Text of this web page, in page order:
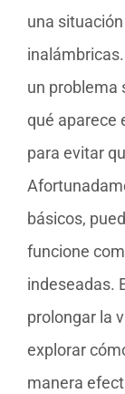
una
un problema
qué aparece
para evitar
básicos,
funcione
indeseadas.
prolongar la
explorar
manera